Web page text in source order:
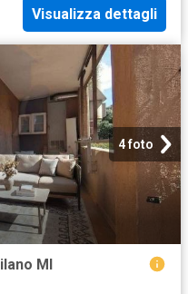
Visualizza dettagli
4 foto
MI